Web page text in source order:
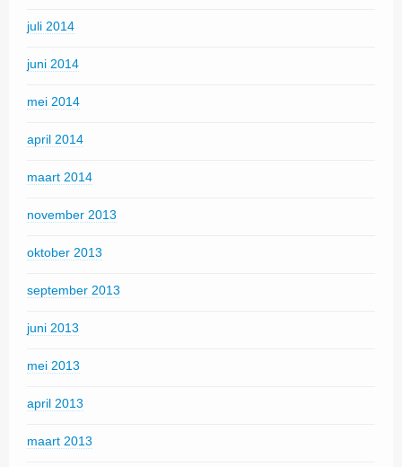
juli 2014
juni 2014
mei 2014
april 2014
maart 2014
november 2013
oktober 2013
september 2013
juni 2013
mei 2013
april 2013
maart 2013